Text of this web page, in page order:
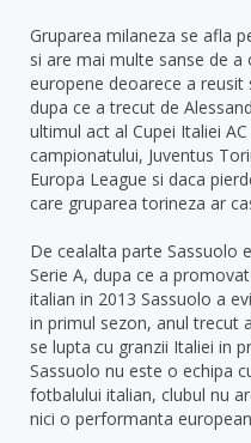
Gruparea milaneza se afla
si are mai multe sanse de
europene deoarece a reusit
dupa ce a trecut de
ultimul act al Cupei Italiei
campionatului, Juventus
Europa League si daca
care gruparea torineza ar
De cealalta parte Sassuolo
Serie A, dupa ce a
italian in 2013 Sassuolo a
in primul sezon, anul trecut
se lupta cu granzii Italiei in
Sassuolo nu este o echipa
fotbalului italian, clubul nu
nici o performanta